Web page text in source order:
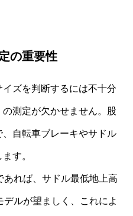
の重要性
ズを判断するには不十分
測定が欠かせません。股
自転車ブレーキやサドル
す。
れば、サドル最低地上高
ルが望ましく、これによ